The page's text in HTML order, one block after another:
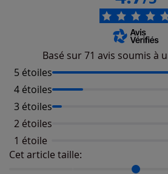
Basé sur 71 avis soumis à
5 étoiles
4 étoiles
3 étoiles
2 étoiles
1 étoile
Cet article taille:
Répartition du taillant selon les
Taille normalement : 91%